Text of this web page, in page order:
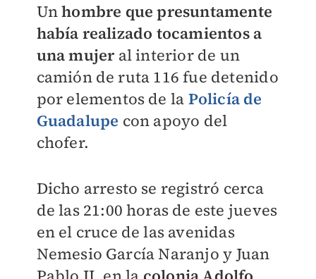
Unhombre que presuntamente
había realizado tocamientos a
una mujeral interior de un
camión de ruta 116 fue detenido
por elementos de la Policía de
Guadalupe con apoyo del
chofer.
Dicho arresto se registró cerca
de las 21:00 horas de este jueves
en el cruce de las avenidas
Nemesio García Naranjo y Juan